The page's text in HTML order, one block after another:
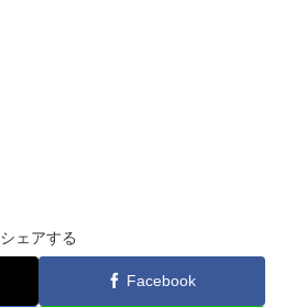
シェアする
Facebook